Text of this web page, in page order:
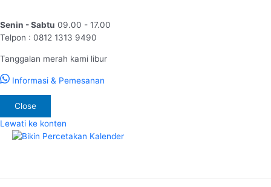
Senin - Sabtu 09.00 - 17.00
Telpon : 0812 1313 9490
Tanggalan merah kami libur
Informasi & Pemesanan
Close
Lewati ke konten